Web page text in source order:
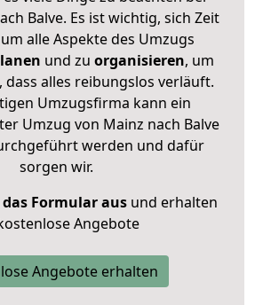
Balve. Es ist wichtig, sich Zeit
alle Aspekte des Umzugs
und zu organisieren, um
dass alles reibungslos verläuft.
Umzugsfirma kann ein
Umzug von Mainz nach Balve
werden und dafür
sorgen wir.
Formular ausund erhalten
Angebote
Angebote erhalten